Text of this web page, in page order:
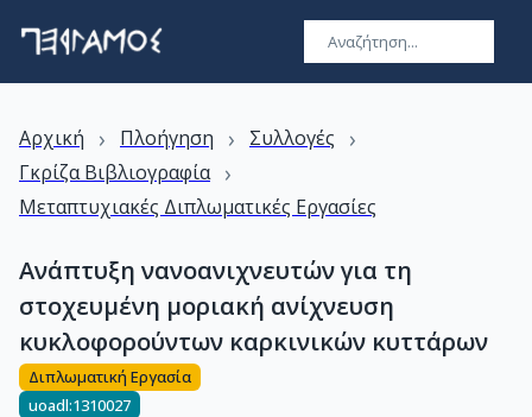
Αρχική › Πλοήγηση › Συλλογές ›
Γκρίζα Βιβλιογραφία ›
Μεταπτυχιακές Διπλωματικές Εργασίες
Ανάπτυξη νανοανιχνευτών για τη
στοχευμένη μοριακή ανίχνευση
κυκλοφορούντων καρκινικών κυττάρων
Διπλωματική Εργασία
uoadl:1310027